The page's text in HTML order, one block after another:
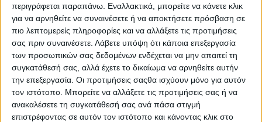
περιγράφεται παραπάνω. Εναλλακτικά, μπορείτε να κάνετε κλικ
για να αρνηθείτε να συναινέσετε ή να αποκτήσετε πρόσβαση σε
πιο λεπτομερείς πληροφορίες και να αλλάξετε τις προτιμήσεις
σας πριν συναινέσετε. Λάβετε υπόψη ότι κάποια επεξεργασία
των προσωπικών σας δεδομένων ενδέχεται να μην απαιτεί τη
συγκατάθεσή σας, αλλά έχετε το δικαίωμα να αρνηθείτε αυτήν
την επεξεργασία. Οι προτιμήσεις σαςθα ισχύουν μόνο για αυτόν
τον ιστότοπο. Μπορείτε να αλλάξετε τις προτιμήσεις σας ή να
ανακαλέσετε τη συγκατάθεσή σας ανά πάσα στιγμή
επιστρέφοντας σε αυτόν τον ιστότοπο και κάνοντας κλικ στο
Gusta la Gasolina - Ο Daddy Yankee στις απονομές
MotoGP στη Valencia
Με περηφάνια ανακοίνωσε η Dorna πως στις απονομές του
MotoGP στον τελευταίο γύρο του 2025 στη Valencia θα
τραγουδήσει ο Daddy Yankee, και εμείς την ίδια ώρα
αναρωτιόμασταν… “Daddy who?!” Μόλις όμως αν...